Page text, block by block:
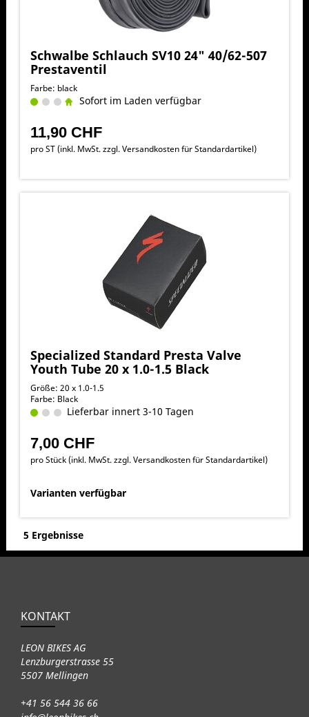
Schwalbe Schlauch SV10 24" 40/62-507
Prestaventil
Farbe: black
Sofort im Laden verfügbar
11,90 CHF
pro ST (inkl. MwSt. zzgl.Versandkosten für Standardartikel)
Specialized Standard Presta Valve
Youth Tube 20 x 1.0-1.5 Black
Größe: 20 x 1.0-1.5
Farbe: Black
Lieferbar innert 3-10 Tagen
7,00 CHF
pro Stück (inkl. MwSt. zzgl.Versandkosten für Standardartikel)
Varianten verfügbar
5 Ergebnisse
KONTAKT
LEON BIKES AG
Lenzburgerstrasse 55
5507 Mellingen
+41 56 544 36 66